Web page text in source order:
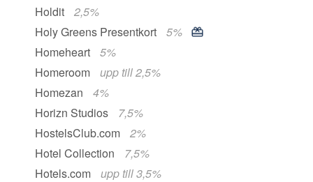
Holdit
2,5%
Holy Greens Presentkort
5%
Homeheart
5%
Homeroom
upp till 2,5%
Homezan
4%
Horizn Studios
7,5%
HostelsClub.com
2%
Hotel Collection
7,5%
Hotels.com
upp till 3,5%